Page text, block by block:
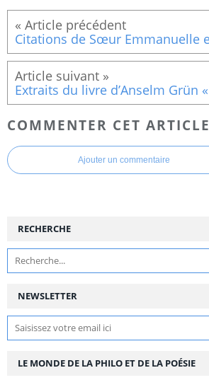
COMMENTER CET ARTICLE
Ajouter un commentaire
NEWSLETTER
RECHERCHE
LE MONDE DE LA PHILO ET DE LA POÉSIE